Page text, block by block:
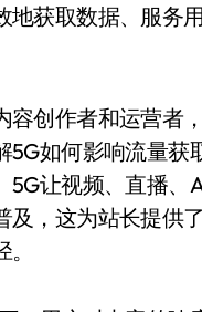
地获取数据、服务
容创作者和运营者
5G如何影响流量获
5G让视频、直播、
及，这为站长提供